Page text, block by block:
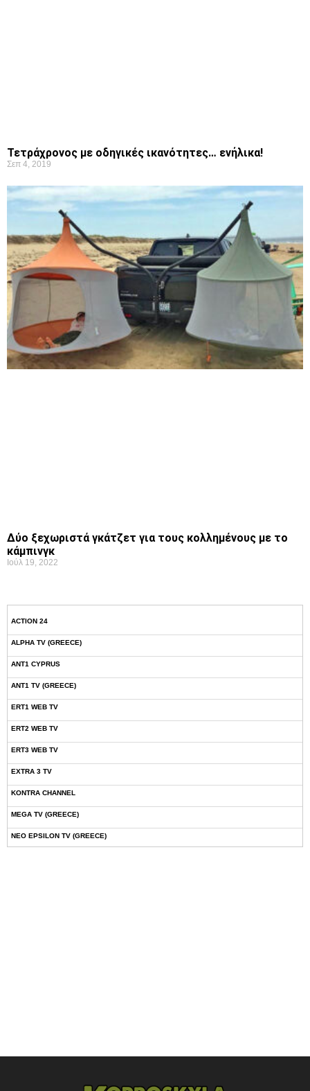
Τετράχρονος με οδηγικές ικανότητες… ενήλικα!
Σεπ 4, 2019
Δύο ξεχωριστά γκάτζετ για τους κολλημένους με το
κάμπινγκ
Ιούλ 19, 2022
ACTION 24
ALPHA TV (GREECE)
ANT1 CYPRUS
ANT1 TV (GREECE)
ERT1 WEB TV
ERT2 WEB TV
ERT3 WEB TV
EXTRA 3 TV
KONTRA CHANNEL
MEGA TV (GREECE)
NEO EPSILON TV (GREECE)